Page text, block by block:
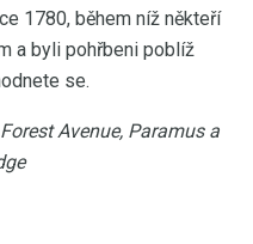
1780, během níž někteří
a byli pohřbeni poblíž
se.
Avenue, Paramus a